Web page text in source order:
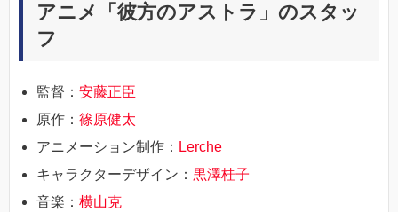
アニメ「彼方のアストラ」のスタッ
フ
監督： 安藤正臣
原作： 篠原健太
アニメーション制作： Lerche
キャラクターデザイン： 黒澤桂子
音楽： 横山克